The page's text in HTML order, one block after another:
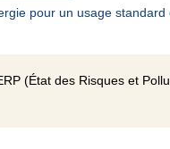
pour un usage
(État des Risques et